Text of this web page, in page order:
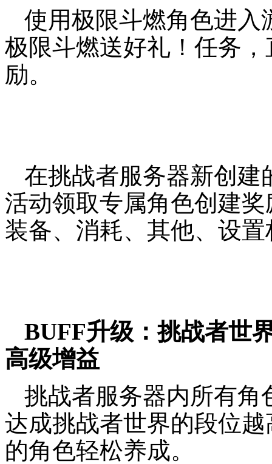
使用极限斗燃角色进入
极限斗燃送好礼！任务
励。
在挑战者服务器新创建
活动领取专属角色创建
装备、消耗、其他、设
BUFF升级：挑战者世
高级增益
挑战者服务器内所有角
达成挑战者世界的段位
的角色轻松养成。